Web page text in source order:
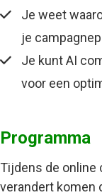
Je weet
je
Je kunt AI
voor een
Programma
Tijdens de online
verandert komen